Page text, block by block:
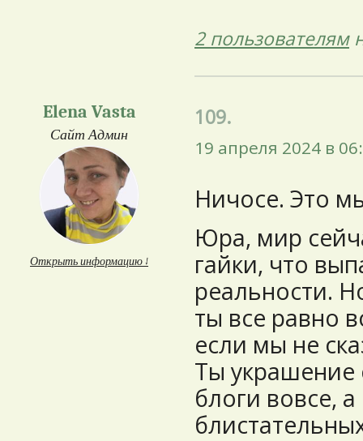
2 пользователям
Elena Vasta
Сайт Админ
Открыть информацию ↓
109.
19 апреля 2024 в
Ничосе. Это
Юра, мир
гайки, что
реальности.
ты все равно
если мы не
Ты украшение
блоги вовсе,